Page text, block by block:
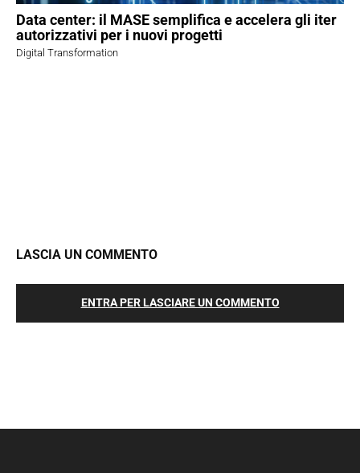
Data center: il MASE semplifica e accelera gli iter
autorizzativi per i nuovi progetti
Digital Transformation
LASCIA UN COMMENTO
ENTRA PER LASCIARE UN COMMENTO